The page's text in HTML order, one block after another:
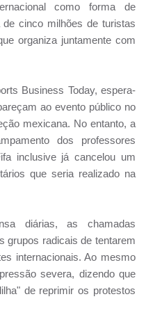
como forma de
cinco milhões de turistas
organiza juntamente com
Business Today, espera-
ao evento público no
mexicana. No entanto, a
dos professores
inclusive já cancelou um
que seria realizado na
diárias, as chamadas
grupos radicais de tentarem
internacionais. Ao mesmo
severa, dizendo que
de reprimir os protestos